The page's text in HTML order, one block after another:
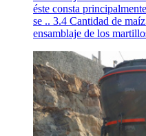
éste consta
se .. 3.4 Cantidad de
ensamblaje de los